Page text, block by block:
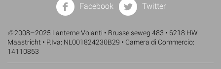
Facebook Twitter
©2008–2025 Lanterne Volanti • Brusselseweg 483 • 6218 HW
Maastricht • P.Iva: NL001824230B29 • Camera di Commercio:
14110853